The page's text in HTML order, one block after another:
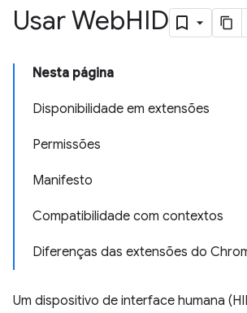
Usar WebHID
Nesta página
Disponibilidade em extensões
Permissões
Manifesto
Compatibilidade com contextos
Diferenças das extensões do
Um dispositivo de interface humana